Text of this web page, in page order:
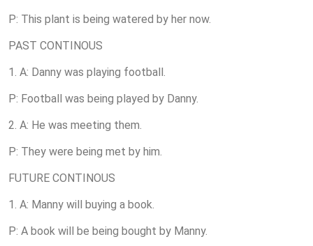
P: This plant is being watered by her now.
PAST CONTINOUS
1. A: Danny was playing football.
P: Football was being played by Danny.
2. A: He was meeting them.
P: They were being met by him.
FUTURE CONTINOUS
1. A: Manny will buying a book.
P: A book will be being bought by Manny.